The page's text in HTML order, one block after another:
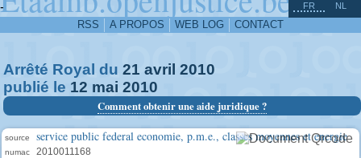
-
RSS A PROPOS WEB LOG CONTACT
FR NL
Arrêté Royal du 21 avril 2010
publié le 12 mai 2010
Comment obtenir une aide juridique ?
source service public federal economie, p.m.e., classes moyennes et energie
numac 2010011168
^